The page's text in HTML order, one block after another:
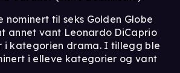
nominert til seks Golden Globe
annet vant Leonardo DiCaprio
i kategorien drama. I tillegg ble
i elleve kategorier og vant